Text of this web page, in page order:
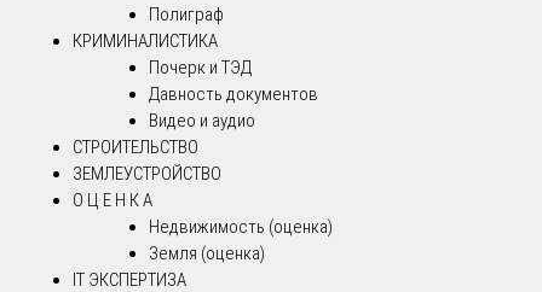
Полиграф
КРИМИНАЛИСТИКА
Почерк и ТЭД
Давность документов
Видео и аудио
СТРОИТЕЛЬСТВО
ЗЕМЛЕУСТРОЙСТВО
О Ц Е Н К А
Недвижимость (оценка)
Земля (оценка)
IT ЭКСПЕРТИЗА